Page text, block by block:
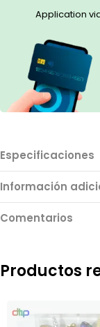
Application
Especificaciones
Información
Comentarios
Productos